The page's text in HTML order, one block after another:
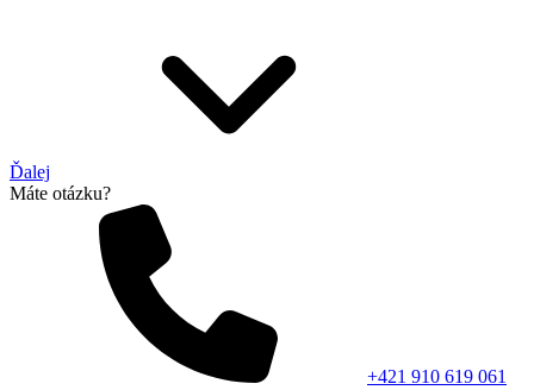
Ďalej
Máte otázku?
+421 910 619 061